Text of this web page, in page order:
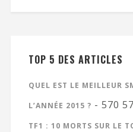
TOP 5 DES ARTICLES
QUEL EST LE MEILLEUR
L’ANNÉE 2015 ? - 570
TF1 : 10 MORTS SUR LE